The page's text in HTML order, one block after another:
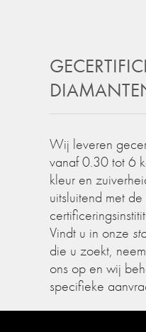
Wij leveren
vanaf 0.30 tot 6
kleur en
uitsluitend met
Vindt u in onze
die u zoekt,
ons op en wij
specifieke